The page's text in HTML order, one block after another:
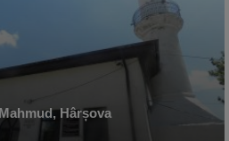
Hârșova